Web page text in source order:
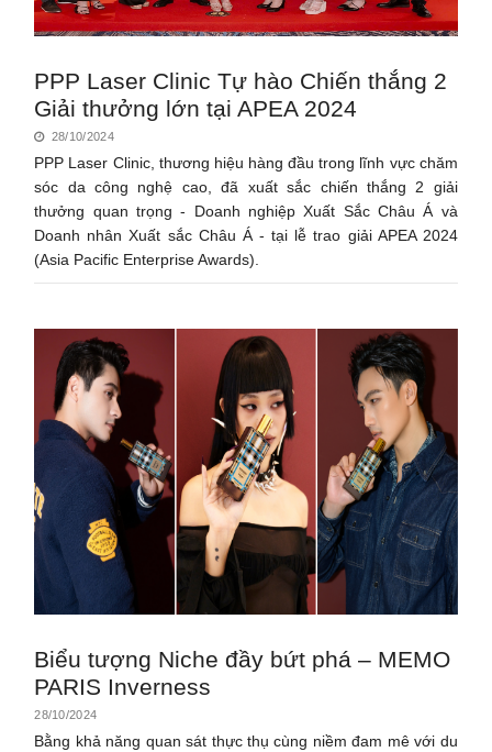
PPP Laser Clinic Tự hào Chiến thắng 2
Giải thưởng lớn tại APEA 2024
28/10/2024
PPP Laser Clinic, thương hiệu hàng đầu trong lĩnh vực chăm
sóc da công nghệ cao, đã xuất sắc chiến thắng 2 giải
thưởng quan trọng - Doanh nghiệp Xuất Sắc Châu Á và
Doanh nhân Xuất sắc Châu Á - tại lễ trao giải APEA 2024
(Asia Pacific Enterprise Awards).
Biểu tượng Niche đầy bứt phá – MEMO
PARIS Inverness
28/10/2024
Bằng khả năng quan sát thực thụ cùng niềm đam mê với du